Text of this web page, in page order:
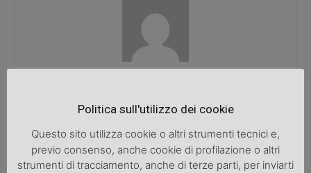
ARTICOLI CORRELATI ALTRO DALL'AUTORE
Politica sull'utilizzo dei cookie
Questo sito utilizza cookie o altri strumenti tecnici e,
previo consenso, anche cookie di profilazione o altri
strumenti di tracciamento, anche di terze parti, per inviarti